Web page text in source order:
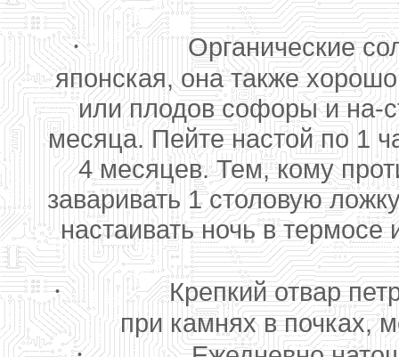
·
Органические
японская, она также
или плодов софоры и на-
месяца. Пейте настой по 1
4 месяцев. Тем, кому
заваривать 1 столовую
настаивать ночь в
·
Крепкий отвар
при камнях в почках,